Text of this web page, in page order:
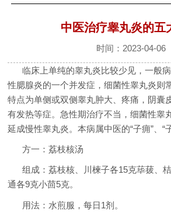
中医治疗睾丸炎的五
时间：2023-04-06
临床上单纯的睾丸炎比较少见，一般
性腮腺炎的一个并发症，细菌性睾丸炎则
特点为单侧或双侧睾丸肿大、疼痛，阴囊
有发热等症。急性期治疗不当，细菌性睾
延成慢性睾丸炎。本病属中医的“子痈”、“
方一：荔枝核汤
组成：荔枝核、川楝子各15克荜菝、
通各9克小茴5克。
用法：水煎服，每日1剂。